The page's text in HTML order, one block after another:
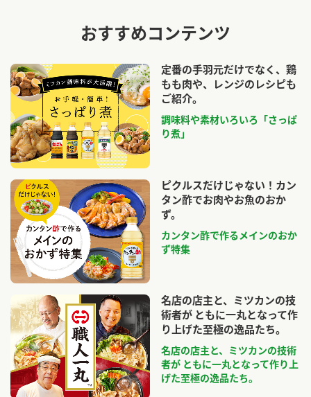
おすすめコンテンツ
定番の手羽元だけでなく、鶏
もも肉や、レンジのレシピも
ご紹介。
調味料や素材いろいろ「さっぱ
り煮」
ピクルスだけじゃない！カン
タン酢でお肉やお魚のおか
ず。
カンタン酢で作るメインのおか
ず特集
名店の店主と、ミツカンの技
術者が ともに一丸となって作
り上げた至極の逸品たち。
名店の店主と、ミツカンの技術
者が ともに一丸となって作り上
げた至極の逸品たち。